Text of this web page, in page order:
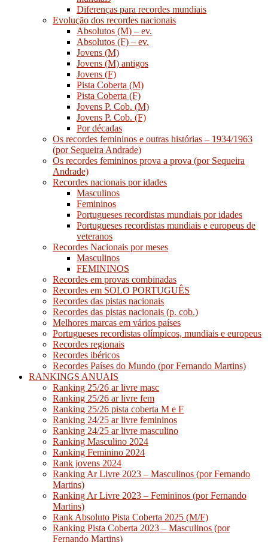
Diferenças para recordes mundiais
Evolução dos recordes nacionais
Absolutos (M) – ev.
Absolutos (F) – ev.
Jovens (M)
Jovens (M) antigos
Jovens (F)
Pista Coberta (M)
Pista Coberta (F)
Jovens P. Cob. (M)
Jovens P. Cob. (F)
Por décadas
Os recordes femininos e outras histórias – 1934/1963
(por Sequeira Andrade)
Os recordes femininos prova a prova (por Sequeira
Andrade)
Recordes nacionais por idades
Masculinos
Femininos
Portugueses recordistas mundiais por idades
Portugueses recordistas mundiais e europeus de
veteranos
Recordes Nacionais por meses
Masculinos
FEMININOS
Recordes em provas combinadas
Recordes em SOLO PORTUGUÊS
Recordes das pistas nacionais
Recordes das pistas nacionais (p. cob.)
Melhores marcas em vários países
Portugueses recordistas olímpicos, mundiais e europeus
Recordes regionais
Recordes ibéricos
Recordes Países do Mundo (por Fernando Martins)
RANKINGS ANUAIS
Ranking 25/26 ar livre masc
Ranking 25/26 ar livre fem
Ranking 25/26 pista coberta M e F
Ranking 24/25 ar livre femininos
Ranking 24/25 ar livre masculino
Ranking Masculino 2024
Ranking Feminino 2024
Rank jovens 2024
Ranking Ar Livre 2023 – Masculinos (por Fernando
Martins)
Ranking Ar Livre 2023 – Femininos (por Fernando
Martins)
Rank Absoluto Pista Coberta 2025 (M/F)
Ranking Pista Coberta 2023 – Masculinos (por
Fernando Martins)